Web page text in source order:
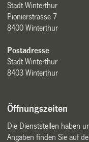
Stadt Winterthur
Pionierstrasse 7
8400 Winterthur
Postadresse
Stadt Winterthur
8403 Winterthur
Öffnungszeiten
Die Dienststellen haben
Angaben finden Sie auf